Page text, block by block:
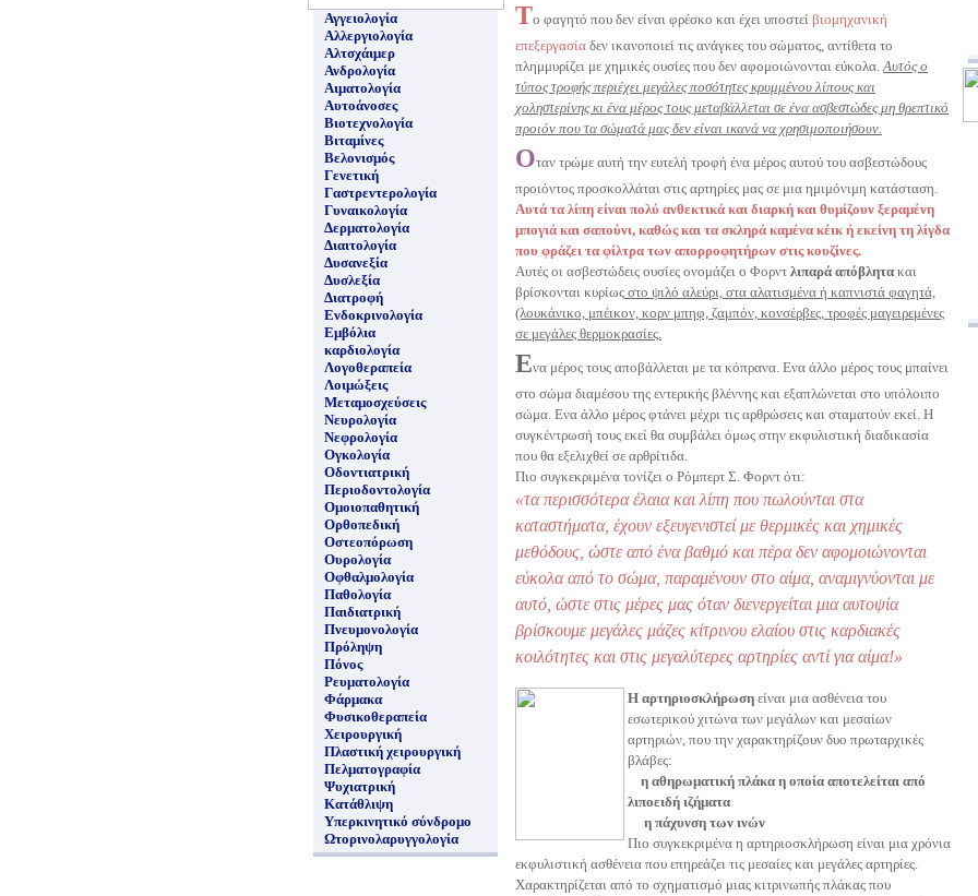
Αγγειολογία
Αλλεργιολογία
Αλτσχάιμερ
Ανδρολογία
Αιματολογία
Αυτοάνοσες
Βιοτεχνολογία
Βιταμίνες
Βελονισμός
Γενετική
Γαστρεντερολογία
Γυναικολογία
Δερματολογία
Διαιτολογία
Δυσανεξία
Δυσλεξία
Διατροφή
Ενδοκρινολογία
Εμβόλια
καρδιολογία
Λογοθεραπεία
Λοιμώξεις
Μεταμοσχεύσεις
Νευρολογία
Νεφρολογία
Ογκολογία
Οδοντιατρική
Περιοδοντολογία
Ομοιοπαθητική
Ορθοπεδική
Οστεοπόρωση
Ουρολογία
Οφθαλμολογία
Παθολογία
Παιδιατρική
Πνευμονολογία
Πρόληψη
Πόνος
Ρευματολογία
Φάρμακα
Φυσικοθεραπεία
Χειρουργική
Πλαστική χειρουργική
Πελματογραφία
Ψυχιατρική
Κατάθλιψη
Υπερκινητικό σύνδρομο
Ωτορινολαρυγγολογία
Το φαγητό που δεν είναι φρέσκο και έχει υποστεί βιομηχανική
επεξεργασία δεν ικανοποιεί τις ανάγκες του σώματος, αντίθετα το
πλημμυρίζει με χημικές ουσίες που δεν αφομοιώνονται εύκολα.Αυτός ο
τύπος τροφής περιέχει μεγάλες ποσότητες κρυμμένου λίπους και
χοληστερίνης κι ένα μέρος τους μεταβάλλεται σε ένα ασβεστώδες μη θρεπτικό
προιόν που τα σώματά μας δεν είναι ικανά να χρησιμοποιήσουν.
Οταν τρώμε αυτή την ευτελή τροφή ένα μέρος αυτού του ασβεστώδους
προιόντος προσκολλάται στις αρτηρίες μας σε μια ημιμόνιμη κατάσταση.
Αυτά τα λίπη είναι πολύ ανθεκτικά και διαρκή και θυμίζουν ξεραμένη
μπογιά και σαπούνι, καθώς και τα σκληρά καμένα κέικ ή εκείνη τη λίγδα
που φράζει τα φίλτρα των απορροφητήρων στις κουζίνες.
Αυτές οι ασβεστώδεις ουσίες ονομάζει ο Φορντ λιπαρά απόβλητα και
βρίσκονται κυρίως στο ψιλό αλεύρι, στα αλατισμένα ή καπνιστά φαγητά,
(λουκάνικο, μπέικον, κορν μπηφ, ζαμπόν, κονσέρβες, τροφές μαγειρεμένες
σε μεγάλες θερμοκρασίες.
Ενα μέρος τους αποβάλλεται με τα κόπρανα. Ενα άλλο μέρος τους μπαίνει
στο σώμα διαμέσου της εντερικής βλέννης και εξαπλώνεται στο υπόλοιπο
σώμα. Ενα άλλο μέρος φτάνει μέχρι τις αρθρώσεις και σταματούν εκεί. Η
συγκέντρωσή τους εκεί θα συμβάλει όμως στην εκφυλιστική διαδικασία
που θα εξελιχθεί σε αρθρίτιδα.
Πιο συγκεκριμένα τονίζει ο Ρόμπερτ Σ. Φορντ ότι:
«τα περισσότερα έλαια και λίπη που πωλούνται στα
καταστήματα, έχουν εξευγενιστεί με θερμικές και χημικές
μεθόδους, ώστε από ένα βαθμό και πέρα δεν αφομοιώνονται
εύκολα από το σώμα, παραμένουν στο αίμα, αναμιγνύονται με
αυτό, ώστε στις μέρες μας όταν διενεργείται μια αυτοψία
βρίσκουμε μεγάλες μάζες κίτρινου ελαίου στις καρδιακές
κοιλότητες και στις μεγαλύτερες αρτηρίες αντί για αίμα!»
Η αρτηριοσκλήρωση είναι μια ασθένεια του
εσωτερικού χιτώνα των μεγάλων και μεσαίων
αρτηριών, που την χαρακτηρίζουν δυο πρωταρχικές
βλάβες:
η αθηρωματική πλάκα η οποία αποτελείται από
λιποειδή ιζήματα
η πάχυνση των ινών
Πιο συγκεκριμένα η αρτηριοσκλήρωση είναι μια χρόνια
εκφυλιστική ασθένεια που επηρεάζει τις μεσαίες και μεγάλες αρτηρίες.
Χαρακτηρίζεται από το σχηματισμό μιας κιτρινωπής πλάκας που